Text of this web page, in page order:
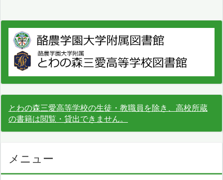
とわの森三愛高等学校の生徒・教職員を除き、高校所蔵
の書籍は閲覧・貸出できません。
メニュー